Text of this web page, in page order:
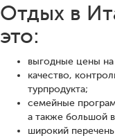
Отдых в
это:
выгодные цены
качество,
турпродукта;
семейные
а также большой
широкий